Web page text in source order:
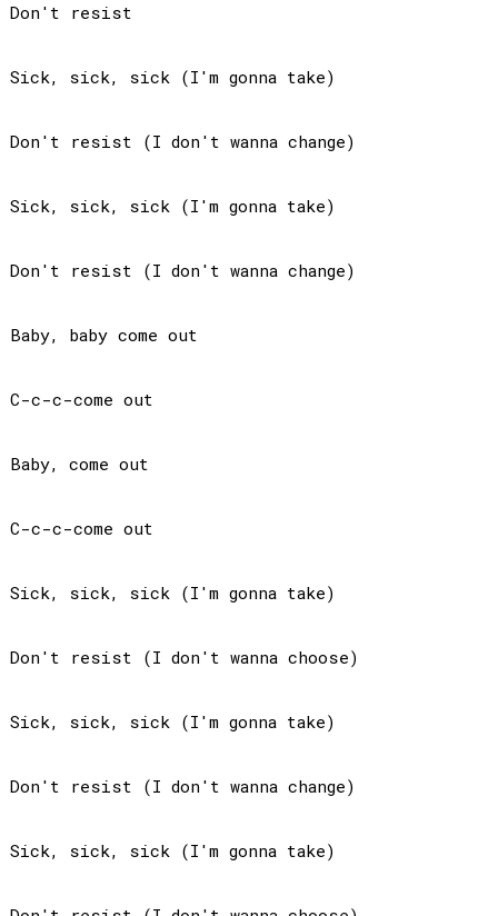
Don't resist
Sick, sick, sick (I'm gonna take)
Don't resist (I don't wanna change)
Sick, sick, sick (I'm gonna take)
Don't resist (I don't wanna change)
Baby, baby come out
C-c-c-come out
Baby, come out
C-c-c-come out
Sick, sick, sick (I'm gonna take)
Don't resist (I don't wanna choose)
Sick, sick, sick (I'm gonna take)
Don't resist (I don't wanna change)
Sick, sick, sick (I'm gonna take)